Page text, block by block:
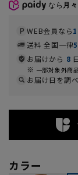
なら 月
WEB会員なら
送料 全国一律
お届けから 8
一部対象外商
お届け日を調
カラー